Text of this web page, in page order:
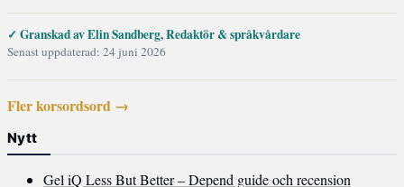
✓ Granskad av Elin Sandberg, Redaktör & språkvårdare
Senast uppdaterad: 24 juni 2026
Fler korsordsord →
Nytt
Gel iQ Less But Better – Depend guide och recension